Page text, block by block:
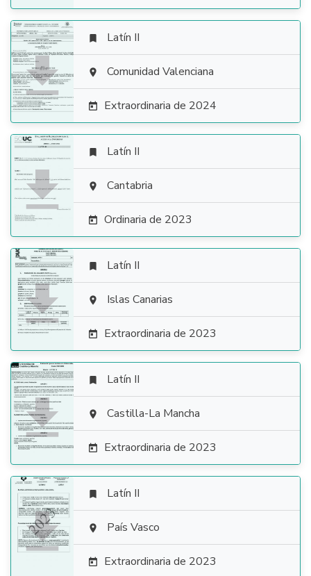

 Latín II
 Comunidad Valenciana
 Extraordinaria de 2024

 Latín II
 Cantabria
 Ordinaria de 2023

 Latín II
 Islas Canarias
 Extraordinaria de 2023

 Latín II
 Castilla-La Mancha
 Extraordinaria de 2023

 Latín II
 País Vasco
 Extraordinaria de 2023